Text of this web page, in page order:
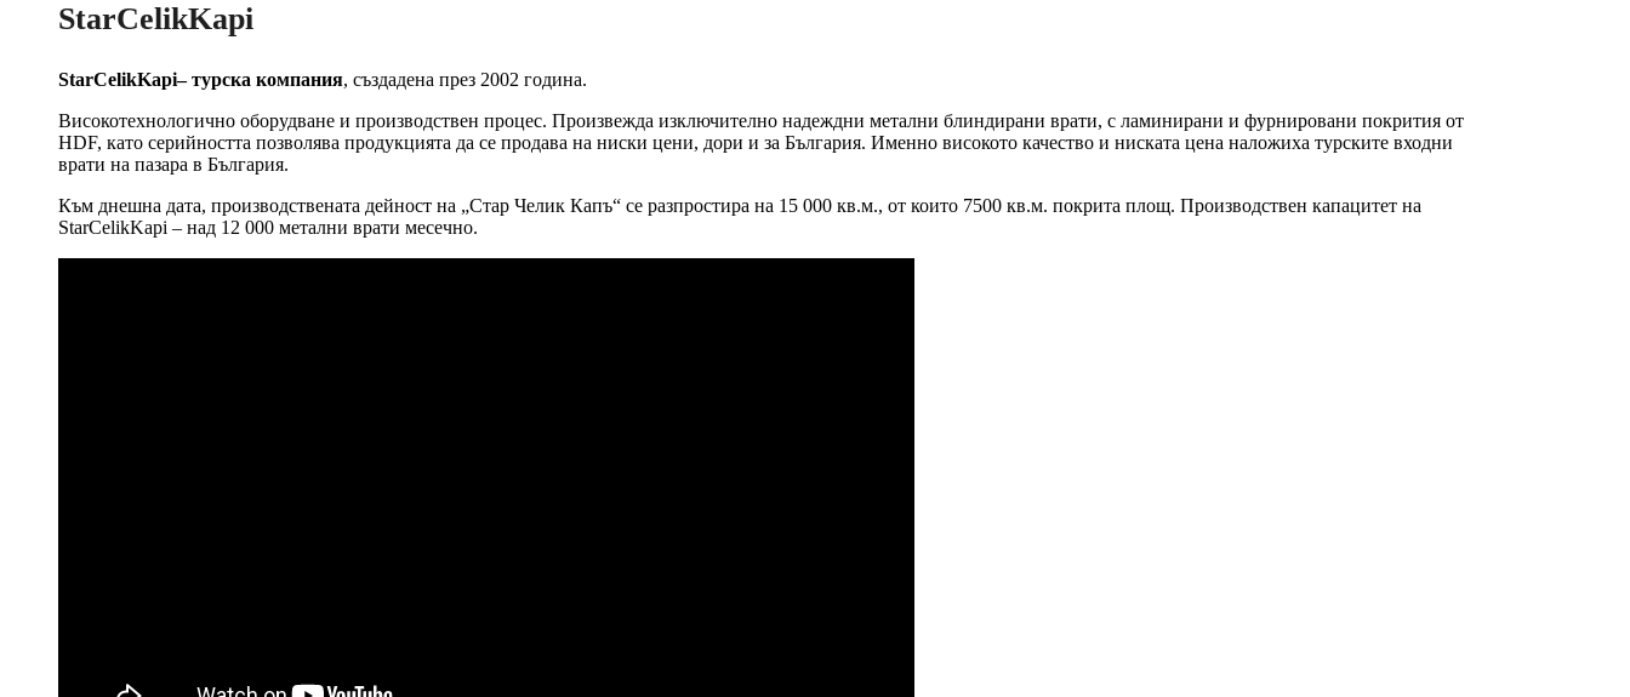
StarCelikKapi
StarCelikKapi– турска компания, създадена през 2002 година.
Високотехнологично оборудване и производствен процес. Произвежда изключително надеждни метални блиндирани врати, с ламинирани и фурнировани покрития от
HDF, като серийността позволява продукцията да се продава на ниски цени, дори и за България. Именно високото качество и ниската цена наложиха турските входни
врати на пазара в България.
Към днешна дата, производствената дейност на „Стар Челик Капъ“ се разпростира на 15 000 кв.м., от които 7500 кв.м. покрита площ. Производствен капацитет на
StarCelikKapi – над 12 000 метални врати месечно.